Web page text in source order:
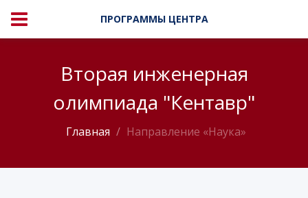
ПРОГРАММЫ ЦЕНТРА
Вторая инженерная
олимпиада "Кентавр"
Главная Направление «Наука»